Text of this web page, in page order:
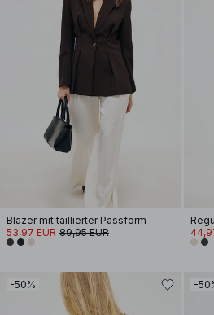
Blazer mit taillierter Passform
53,97 EUR 89,95 EUR
-50% -